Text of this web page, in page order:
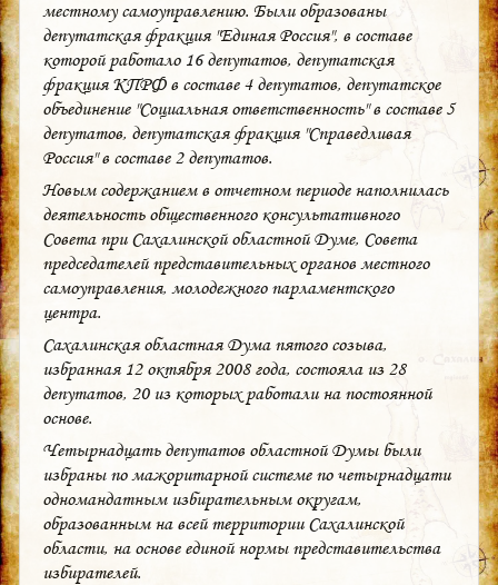
местному самоуправлению. Были образованы
депутатская фракция "Единая Россия", в составе
которой работало 16 депутатов, депутатская
фракция КПРФ в составе 4 депутатов, депутатское
объединение "Социальная ответственность" в составе 5
депутатов, депутатская фракция "Справедливая
Россия" в составе 2 депутатов.
Новым содержанием в отчетном периоде наполнилась
деятельность общественного консультативного
Совета при Сахалинской областной Думе, Совета
председателей представительных органов местного
самоуправления, молодежного парламентского
центра.
Сахалинская областная Дума пятого созыва,
избранная 12 октября 2008 года, состояла из 28
депутатов, 20 из которых работали на постоянной
основе.
Четырнадцать депутатов областной Думы были
избраны по мажоритарной системе по четырнадцати
одномандатным избирательным округам,
образованным на всей территории Сахалинской
области, на основе единой нормы представительства
избирателей.